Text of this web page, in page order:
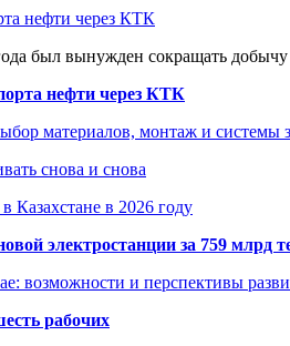
нефти через КТК
был вынужден сокращать
нефти через КТК
материалов, монтаж и системы
снова и снова
Казахстане в 2026 году
электростанции за 759 млрд
возможности и перспективы
рабочих